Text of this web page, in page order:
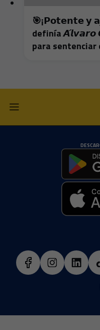
🎯¡𝗣𝗼𝘁𝗲𝗻𝘁𝗲 𝘆
definía 𝘼́𝙡𝙫𝙖𝙧𝙤
para